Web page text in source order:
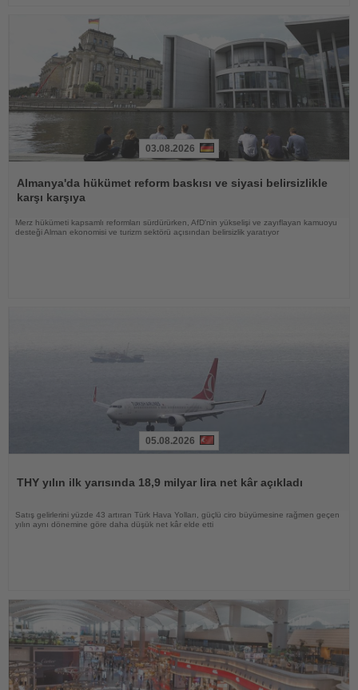
Oku
03.08.2026
Almanya'da hükümet reform baskısı ve siyasi belirsizlikle
karşı karşıya
Merz hükümeti kapsamlı reformları sürdürürken, AfD'nin yükselişi ve zayıflayan kamuoyu
desteği Alman ekonomisi ve turizm sektörü açısından belirsizlik yaratıyor
05.08.2026
THY yılın ilk yarısında 18,9 milyar lira net kâr açıkladı
Satış gelirlerini yüzde 43 artıran Türk Hava Yolları, güçlü ciro büyümesine rağmen geçen
yılın aynı dönemine göre daha düşük net kâr elde etti